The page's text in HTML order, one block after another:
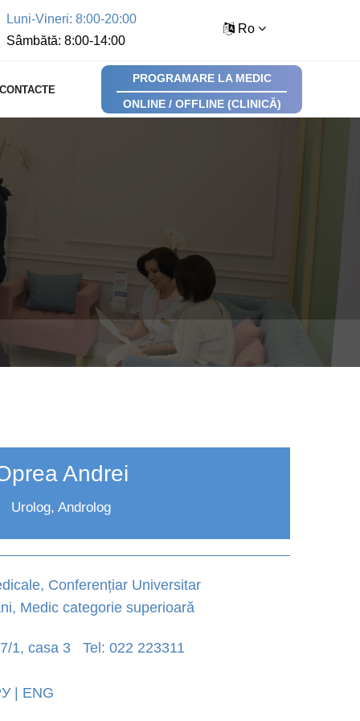
Luni-Vineri: 8:00-20:00
Sâmbătă: 8:00-14:00
Ro
CONTACTE
PROGRAMARE LA MEDIC
ONLINE / OFFLINE (CLINICĂ)
Andrei
Urolog, Androlog
Conferențiar Universitar
Medic categorie superioară
1, casa 3 Tel: 022 223311
| ENG